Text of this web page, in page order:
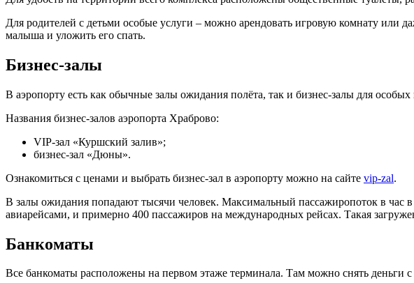
Для родителей с детьми особые услуги – можно арендовать игровую комнату или
малыша и уложить его спать.
Бизнес-залы
В аэропорту есть как обычные залы ожидания полёта, так и бизнес-залы для
Названия бизнес-залов аэропорта Храброво:
VIP-зал «Куршский залив»;
бизнес-зал «Дюны».
Ознакомиться с ценами и выбрать бизнес-зал в аэропорту можно на сайте vip-zal.
В залы ожидания попадают тысячи человек. Максимальный пассажиропоток в час
авиарейсами, и примерно 400 пассажиров на международных рейсах. Такая
Банкоматы
Все банкоматы расположены на первом этаже терминала. Там можно снять деньги с